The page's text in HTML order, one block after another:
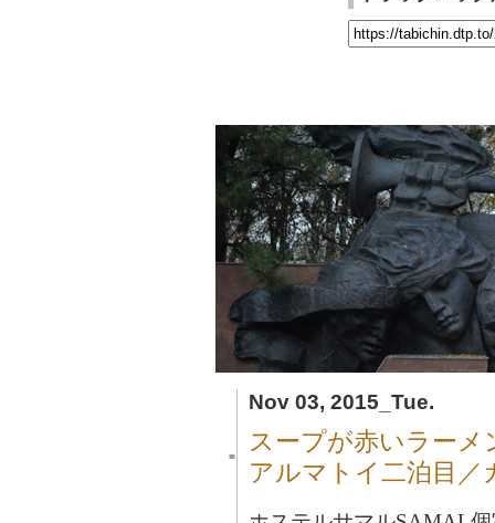
Nov 03, 2015_Tue.
■
スープが赤いラーメ
アルマトイ二泊目／